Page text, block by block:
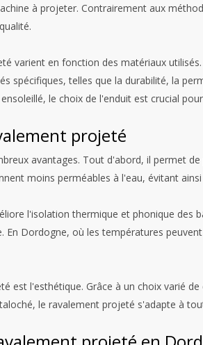
à projeter. Contrairement aux
varient en fonction des matériaux
spécifiques, telles que la durabilité, la
le choix de l'enduit est crucial
projeté
avantages. Tout d'abord, il permet
moins perméables à l'eau, évitant
l'isolation thermique et phonique des
En Dordogne, où les températures
est l'esthétique. Grâce à un choix varié
le ravalement projeté s'adapte à